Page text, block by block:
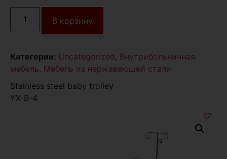
В корзину
Категории: Uncategorized , Внутрибольничная
мебель, Мебель из нержавеющей стали
Stainless steel baby trolley
YX-B-4